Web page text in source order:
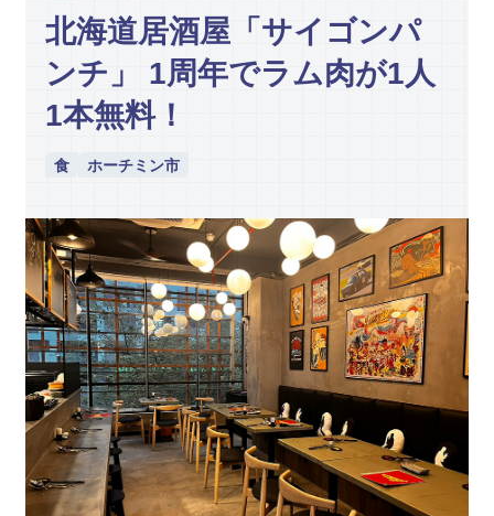
北海道居酒屋「サイゴンパ
ンチ」 1周年でラム肉が1人
1本無料！
食 ホーチミン市